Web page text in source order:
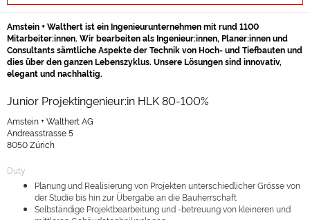
Amstein + Walthert ist ein Ingenieurunternehmen mit rund 1100
Mitarbeiter:innen. Wir bearbeiten als Ingenieur:innen, Planer:innen und
Consultants sämtliche Aspekte der Technik von Hoch- und Tiefbauten und
dies über den ganzen Lebenszyklus. Unsere Lösungen sind innovativ,
elegant und nachhaltig.
Junior Projektingenieur:in HLK 80-100%
Amstein + Walthert AG
Andreasstrasse 5
8050 Zürich
Duty
Planung und Realisierung von Projekten unterschiedlicher Grösse von
der Studie bis hin zur Übergabe an die Bauherrschaft
Selbständige Projektbearbeitung und -betreuung von kleineren und